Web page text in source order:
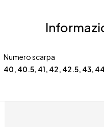
Numero scarpa
40, 40.5, 41, 42, 42.5, 43, 44